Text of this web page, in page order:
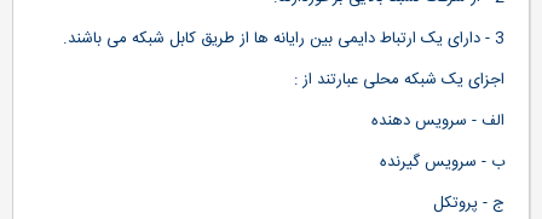
اجزای يک شبکه محلی عبارتند از :
الف - سرويس دهنده
ب - سرويس گيرنده
ج - پروتکل